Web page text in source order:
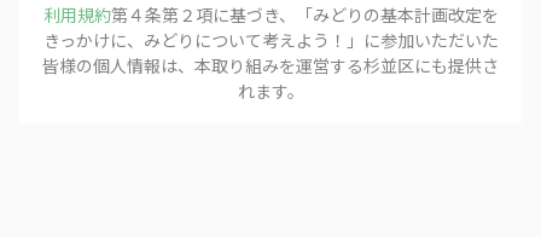
利用規約第４条第２項に基づき、「みどりの基本計画改定を
きっかけに、みどりについて考えよう！ 」に参加いただいた
皆様の個人情報は、本取り組みを運営する杉並区にも提供さ
れます。